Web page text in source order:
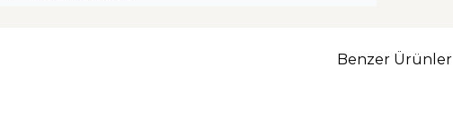
Benzer Ürünler